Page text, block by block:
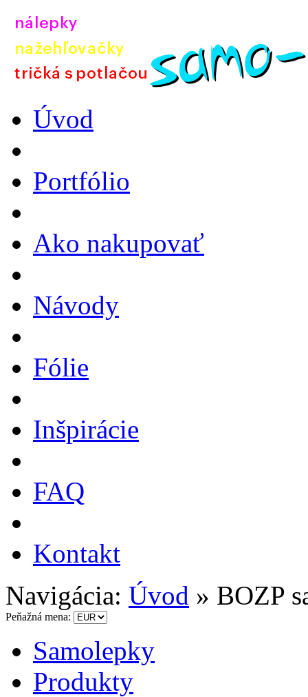
Úvod
Portfólio
Ako nakupovať
Návody
Fólie
Inšpirácie
FAQ
Kontakt
Navigácia: Úvod » BOZP
Peňažná mena:
Samolepky
Produkty